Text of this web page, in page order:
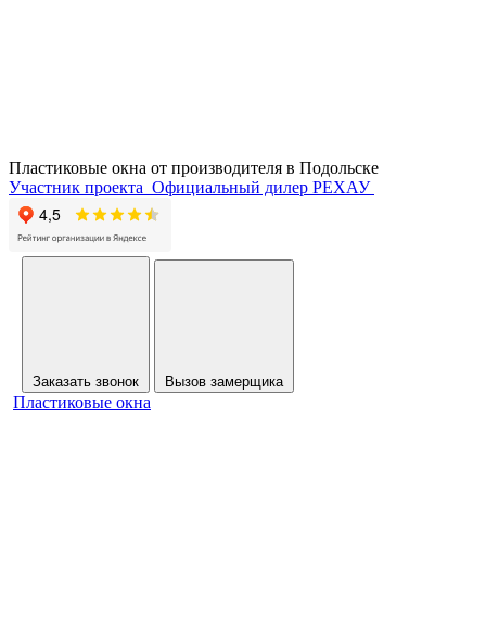
Пластиковые окна от производителя в Подольске
Участник проекта Официальный дилер РЕХАУ
Заказать звонок Вызов замерщика
Пластиковые окна